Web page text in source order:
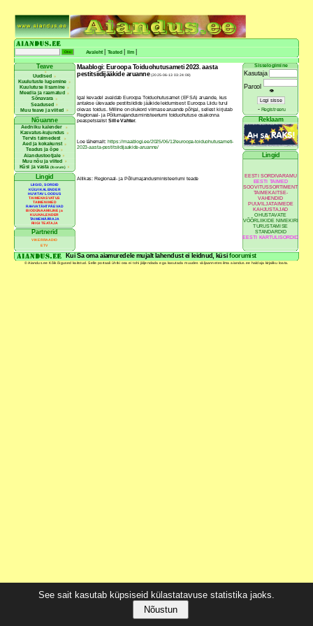
See sait kasutab küpsiseid külastatavuse statistika jaoks.
Nõustun
Avaleht Teated Ilm
Teave
Uudised
Kuulutuste lugemine
Kuulutuse lisamine
Meedia ja raamatud
Sõnavara
Seadused
Muu teave ja viited
Nõuanne
Aedniku kalender
Kasvatus-kujundus
Tervis taimedest
Aed ja kokakunst
Teadus ja õpe
Aiandustootjale
Muu nõu ja viited
Küsi ja vasta(foorum)
Lingid
LIIGID, SORDID
KÜLVIKALENDER
HUVITAV LOODUS
TAIMEKASVATUS
TAIMENIMED
RAHVATÄHTPÄEVAD
BIODÜNAAMILINE ja
KUUKALENDER
TAIMEMÄÄRAJA
RIIGI TEATAJA
Partnerid
VIKERRAADIO
ETV
Maablogi: Euroopa Toiduohutusameti 2023. aasta
pestitsiidijääkide aruanne (2025-06-13 03:24:08)
Igal kevadel avaldab Euroopa Toiduohutusamet (EFSA) aruande, kus
antakse ülevaade pestitsiidide jääkide leidumisest Euroopa Liidu turul
olevas toidus. Milline on olukord viimase aruande põhjal, sellest kirjutab
Regionaal- ja Põllumajandusministeeriumi toiduohutuse osakonna
peaspetsialistSille Vahter.
Loe lähemalt:https://maablogi.ee/2025/06/12/euroopa-toiduohutusameti-
2023-aasta-pestitsiidijaakide-aruanne/
Allikas: Regionaal- ja Põllumajandusministeeriumi teade
Sisselogimine
Kasutaja
Parool
👁
- Registreeru
Reklaam
Lingid
EESTI SORDIVARAMU
EESTI TAIMED
SOOVITUSSORTIMENT
TAIMEKAITSE-
VAHENDID
PUUVILJATAIMEDE
KAHJUSTAJAD
OHUSTAVATE
VÕÕRLIIKIDE NIMEKIRI
TURUSTAMISE
STANDARDID
EESTI KARTULISORDID
Kui Sa oma aiamuredele mujalt lahendust ei leidnud, küsi foorumist
© Aiandus.ee Kõik õigused kaitstud. Selle portaali ühtki osa ei tohi jäljendada ega kasutada muudes väljaannetes ilma aiandus.ee haldaja kirjaliku loata.